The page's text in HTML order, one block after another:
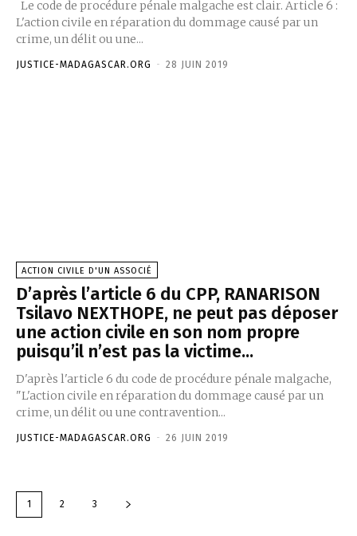
L'action civile en réparation du dommage causé par un
crime, un délit ou une...
JUSTICE-MADAGASCAR.ORG - 28 JUIN 2019
ACTION CIVILE D'UN ASSOCIÉ
D’après l’article 6 du CPP, RANARISON
Tsilavo NEXTHOPE, ne peut pas déposer
une action civile en son nom propre
puisqu’il n’est pas la victime...
D'après l'article 6 du code de procédure pénale malgache,
"L'action civile en réparation du dommage causé par un
crime, un délit ou une contravention...
JUSTICE-MADAGASCAR.ORG - 26 JUIN 2019
1 2 3